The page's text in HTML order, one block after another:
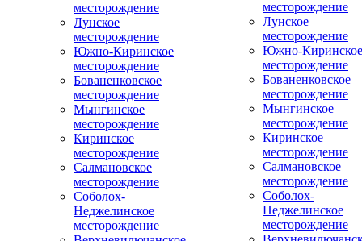
месторождение
Лунское
месторождение
Южно-Киринское
месторождение
Бованенковское
месторождение
Мынгинское
месторождение
Киринское
месторождение
Салмановское
месторождение
Соболох-
Неджелинское
месторождение
месторождение
Лунское
месторождение
Южно-Киринское
месторождение
Бованенковское
месторождение
Мынгинское
месторождение
Киринское
месторождение
Салмановское
месторождение
Соболох-
Неджелинское
месторождение